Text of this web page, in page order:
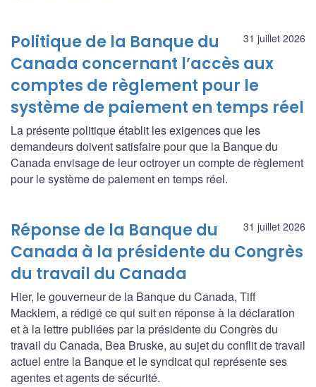
31 juillet 2026
Politique de la Banque du
Canada concernant l’accès aux
comptes de règlement pour le
système de paiement en temps réel
La présente politique établit les exigences que les
demandeurs doivent satisfaire pour que la Banque du
Canada envisage de leur octroyer un compte de règlement
pour le système de paiement en temps réel.
31 juillet 2026
Réponse de la Banque du
Canada à la présidente du Congrès
du travail du Canada
Hier, le gouverneur de la Banque du Canada, Tiff
Macklem, a rédigé ce qui suit en réponse à la déclaration
et à la lettre publiées par la présidente du Congrès du
travail du Canada, Bea Bruske, au sujet du conflit de travail
actuel entre la Banque et le syndicat qui représente ses
agentes et agents de sécurité.